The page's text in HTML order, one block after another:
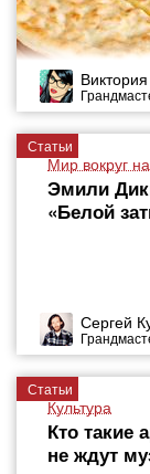
Статьи
Мир вокруг
Эмили
«Белой
Сергей
Статьи
Культура
Кто такие
не ждут